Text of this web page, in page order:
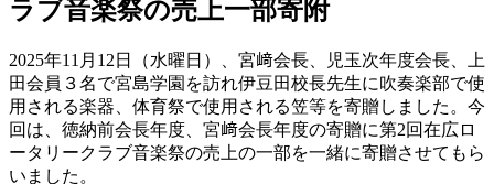
ラブ音楽祭の売上一部寄附
2025年11月12日（水曜日）、宮﨑会長、児玉次年度会長、上
田会員３名で宮島学園を訪れ伊豆田校長先生に吹奏楽部で使
用される楽器、体育祭で使用される笠等を寄贈しました。今
回は、徳納前会長年度、宮﨑会長年度の寄贈に第2回在広ロ
ータリークラブ音楽祭の売上の一部を一緒に寄贈させてもら
いました。